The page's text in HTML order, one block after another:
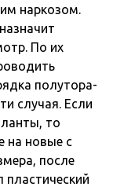
наркозом.
По их
полутора-
случая. Если
то
на новые с
после
пластический